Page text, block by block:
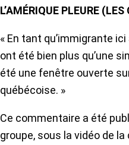
L’AMÉRIQUE PLEURE
« En tant qu’immigrante
ont été bien plus qu’une
été une fenêtre ouverte
québécoise. »
Ce commentaire a été
groupe, sous la vidéo de